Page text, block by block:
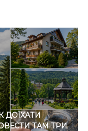
ДОЇХАТИ
ТАМ ТРИ